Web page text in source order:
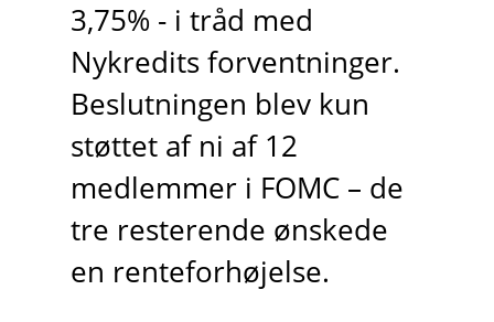
3,75% - i tråd med
Nykredits forventninger.
Beslutningen blev kun
støttet af ni af 12
medlemmer i FOMC – de
tre resterende ønskede
en renteforhøjelse.